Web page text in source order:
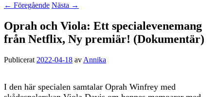
← Föregående Nästa →
Oprah och Viola: Ett specialevenemang
från Netflix, Ny premiär! (Dokumentär)
Publicerat 2022-04-18 av Annika
I den här specialen samtalar Oprah Winfrey med